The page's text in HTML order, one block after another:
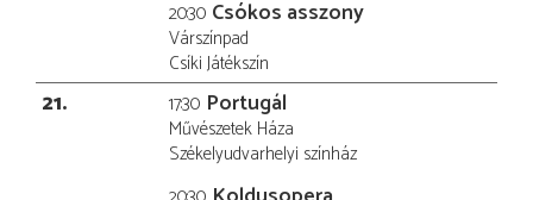
20:30 Csókos asszony
Várszínpad
Csíki Játékszín
21 17:30 Portugál
Művészetek Háza
Székelyudvarhelyi színház